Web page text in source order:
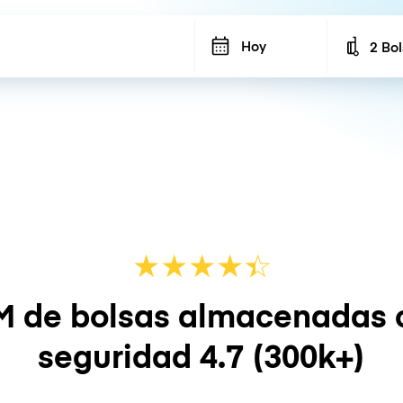
Hoy 2
★★★★☆
★
de bolsas almacenadas
seguridad 4.7 (300k+)